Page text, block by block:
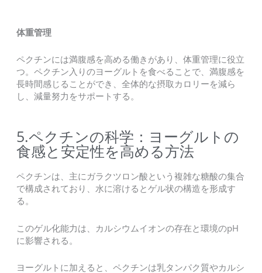
体重管理
ペクチンには満腹感を高める働きがあり、体重管理に役立
つ。ペクチン入りのヨーグルトを食べることで、満腹感を
長時間感じることができ、全体的な摂取カロリーを減ら
し、減量努力をサポートする。
5.ペクチンの科学：ヨーグルトの
食感と安定性を高める方法
ペクチンは、主にガラクツロン酸という複雑な糖酸の集合
で構成されており、水に溶けるとゲル状の構造を形成す
る。
このゲル化能力は、カルシウムイオンの存在と環境のpH
に影響される。
ヨーグルトに加えると、ペクチンは乳タンパク質やカルシ